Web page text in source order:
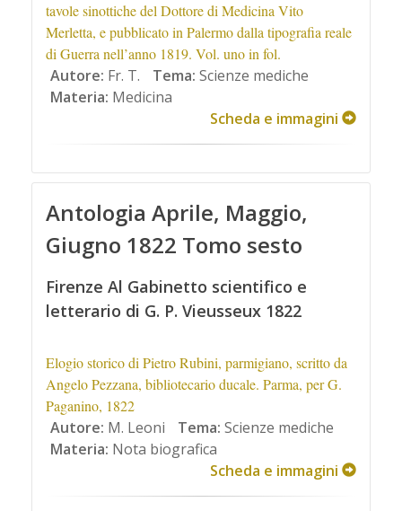
tavole sinottiche del Dottore di Medicina Vito
Merletta, e pubblicato in Palermo dalla tipografia reale
di Guerra nell’anno 1819. Vol. uno in fol.
Autore: Fr. T. Tema: Scienze mediche
Materia: Medicina
Scheda e immagini
Antologia Aprile, Maggio,
Giugno 1822 Tomo sesto
Firenze Al Gabinetto scientifico e
letterario di G. P. Vieusseux 1822
Elogio storico di Pietro Rubini, parmigiano, scritto da
Angelo Pezzana, bibliotecario ducale. Parma, per G.
Paganino, 1822
Autore: M. Leoni Tema: Scienze mediche
Materia: Nota biografica
Scheda e immagini